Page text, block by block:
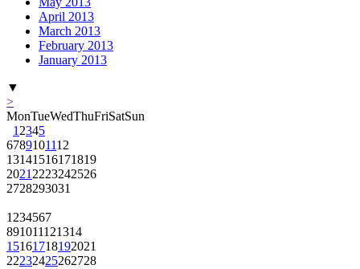
March 2013
February 2013
January 2013
>
Mon
12345
7 8910
1314151617
20212223242526
2728 293031
8 9101112
151617181920
22232425262728
2930